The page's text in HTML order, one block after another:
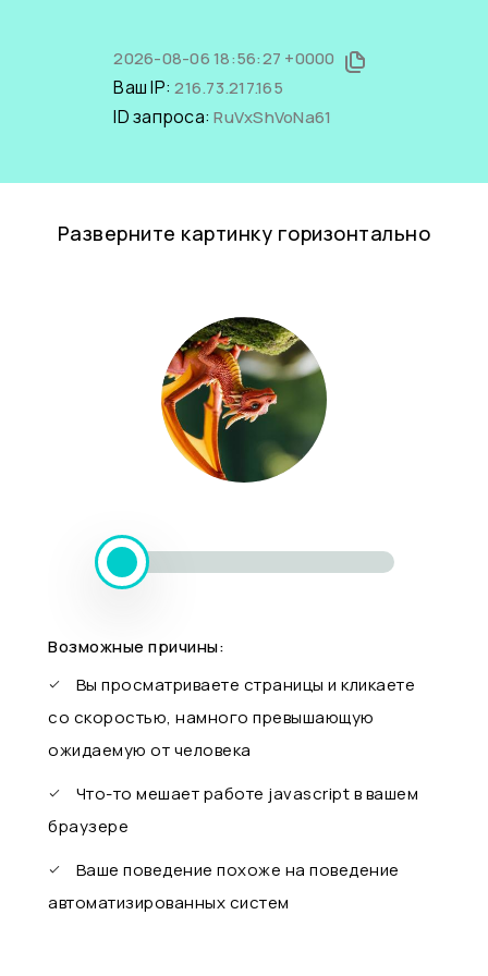
2026-08-06 18:56:27 +0000
Ваш IP:216.73.217.165
ID запроса:RuVxShVoNa61
Разверните картинку горизонтально
Возможные причины:
Вы просматриваете страницы и кликаете
со скоростью, намного превышающую
ожидаемую от человека
Что-то мешает работе javascript в вашем
браузере
Ваше поведение похоже на поведение
автоматизированных систем